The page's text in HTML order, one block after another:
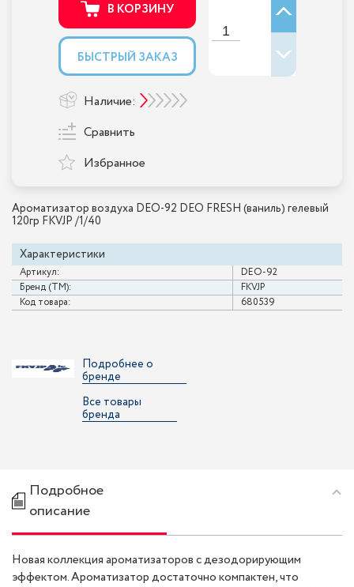
Ароматизатор воздуха DEO-92 DEO FRESH (ваниль) гелевый
120гр FKVJP /1/40
Характеристики
Артикул:
DEO-92
Бренд (ТМ):
FKVJP
Код товара:
680539
В КОРЗИНУ
БЫСТРЫЙ ЗАКАЗ
Наличие:
Сравнить
Избранное
Подробнее о
бренде
Все товары
бренда
Подробное
описание
Новая коллекция ароматизаторов с дезодорирующим
эффектом. Ароматизатор достаточно компактен, что